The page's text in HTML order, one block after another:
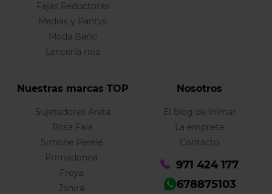
Fajas Reductoras
Medias y Pantys
Moda Baño
Lencería roja
Nuestras marcas TOP
Sujetadores Anita
Rosa Faia
Simone Perele
Primadonna
Freya
Janira
Nosotros
El blog de Inimar
La empresa
Contacto
971 424 177
678875103